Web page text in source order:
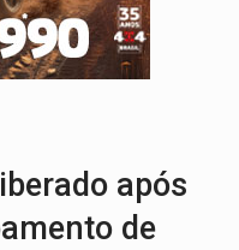
2ª Feira Rondônia Empreendedora segue no Espaço
Secretário da Seinfra de Porto Velho pede
após
de